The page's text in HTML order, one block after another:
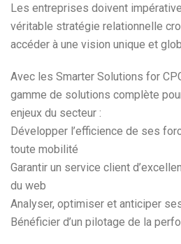
Les entreprises doivent
véritable stratégie relationnelle
accéder à une vision unique et
Avec les Smarter Solutions for
gamme de solutions complète
enjeux du secteur :
Développer l’efficience de ses
toute mobilité
Garantir un service client
du web
Analyser, optimiser et anticiper
Bénéficier d’un pilotage de la